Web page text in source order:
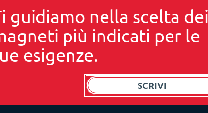
Ti guidiamo nella scelta dei
magneti più indicati per le
tue esigenze.
SCRIVI